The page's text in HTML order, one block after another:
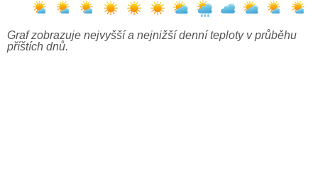
Graf zobrazuje nejvyšší a nejnižší denní teploty v průběhu
příštích dnů.